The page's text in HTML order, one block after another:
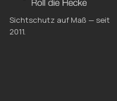
Sichtschutz auf Maß — seit
2011.